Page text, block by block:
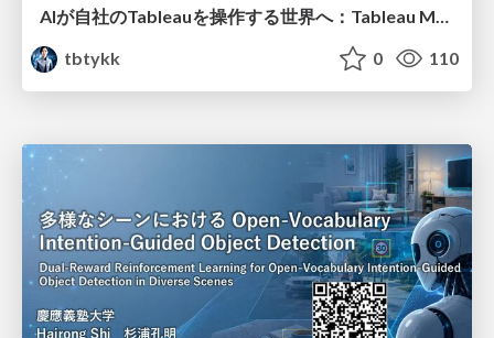
AIが自社のTableauを操作する世界へ：Tableau MCP超入門
tbtykk
0 110